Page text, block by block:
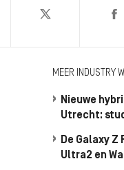
MEER INDUSTRY
Nieuwe
Utrecht:
De Galaxy
Ultra2 en